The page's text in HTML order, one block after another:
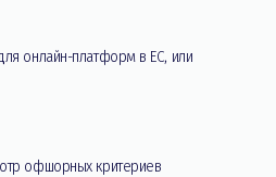
онлайн-платформ в ЕС, или
офшорных критериев